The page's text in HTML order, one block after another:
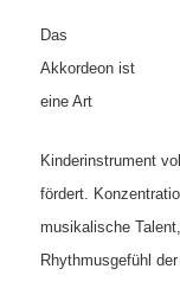
Das
Akkordeon ist
eine Art
Kinderinstrument
fördert.
musikalische
Rhythmusgefühl